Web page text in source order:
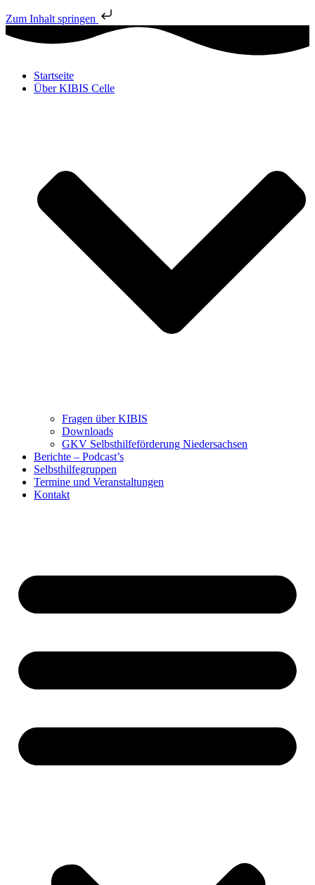
Zum Inhalt springen
Startseite
Über KIBIS Celle
Fragen über KIBIS
Downloads
GKV Selbsthilfeförderung Niedersachsen
Berichte – Podcast’s
Selbsthilfegruppen
Termine und Veranstaltungen
Kontakt